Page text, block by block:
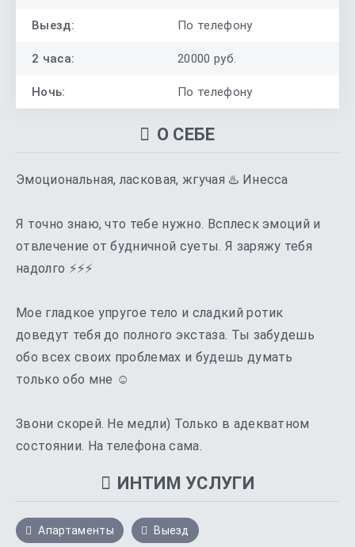
Выезд: По телефону
2 часа: 20000 руб.
Ночь: По телефону
О СЕБЕ
Эмоциональная, ласковая, жгучая ♨️ Инесса
Я точно знаю, что тебе нужно. Всплеск эмоций и
отвлечение от будничной суеты. Я заряжу тебя
надолго ⚡⚡⚡
Мое гладкое упругое тело и сладкий ротик
доведут тебя до полного экстаза. Ты забудешь
обо всех своих проблемах и будешь думать
только обо мне ☺️
Звони скорей. Не медли) Только в адекватном
состоянии. На телефона сама.
ИНТИМ УСЛУГИ
Апартаменты Выезд